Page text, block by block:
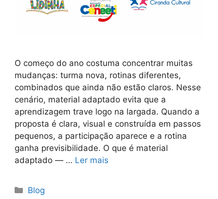
O começo do ano costuma concentrar muitas
mudanças: turma nova, rotinas diferentes,
combinados que ainda não estão claros. Nesse
cenário, material adaptado evita que a
aprendizagem trave logo na largada. Quando a
proposta é clara, visual e construída em passos
pequenos, a participação aparece e a rotina
ganha previsibilidade. O que é material
adaptado — … Ler mais
Blog